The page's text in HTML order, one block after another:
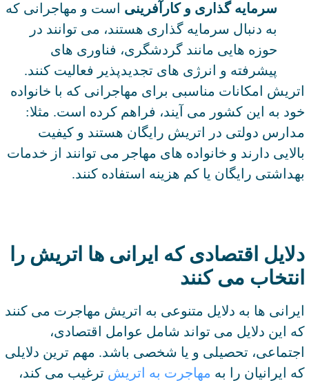
سرمایه گذاری و کارآفرینی است و مهاجرانی که
به دنبال سرمایه گذاری هستند، می توانند در
حوزه‌ هایی مانند گردشگری، فناوری ‌های
پیشرفته و انرژی ‌های تجدیدپذیر فعالیت کنند.
اتریش امکانات مناسبی برای مهاجرانی که با خانواده
خود به این کشور می آیند، فراهم کرده است. مثلا:
مدارس دولتی در اتریش رایگان هستند و کیفیت
بالایی دارند و خانواده‌ های مهاجر می‌ توانند از خدمات
بهداشتی رایگان یا کم‌ هزینه استفاده کنند.
دلایل اقتصادی که ایرانی ها اتریش را
انتخاب می کنند
ایرانی ‌ها به دلایل متنوعی به اتریش مهاجرت می ‌کنند
که این دلایل می‌ تواند شامل عوامل اقتصادی،
اجتماعی، تحصیلی و یا شخصی باشد. مهم ‌ترین دلایلی
که ایرانیان را به مهاجرت به اتریش ترغیب می‌ کند،